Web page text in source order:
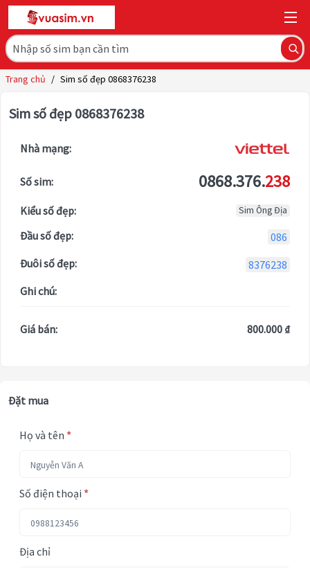
Trang chủ / Sim số đẹp 0868376238
Sim số đẹp 0868376238
Nhà mạng:
Số sim: 0868.376.238
Kiểu số đẹp: Sim Ông Địa
Đầu số đẹp:
086
Đuôi số đẹp:
8376238
Ghi chú:
Giá bán: 800.000 ₫
Đặt mua
Họ và tên *
Số điện thoại *
Địa chỉ